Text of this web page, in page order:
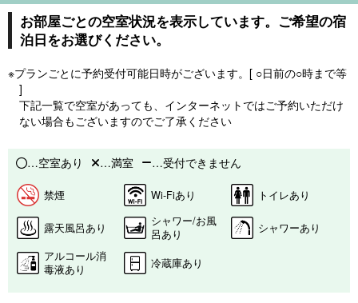
お部屋ごとの空室状況を表示しています。ご希望の宿
泊日をお選びください。
※プランごとに予約受付可能日時がございます。[ ○日前の○時まで等
]
下記一覧で空室があっても、インターネットではご予約いただけ
ない場合もございますのでご了承ください
…空室あり …満室 …受付できません
禁煙 Wi-Fiあり トイレあり
露天風呂あり
シャワー/お風
呂あり
シャワーあり
アルコール消
毒液あり
冷蔵庫あり